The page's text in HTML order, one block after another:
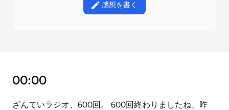
感想を書く
00:00
ざんていラジオ、600回。 600回終わりましたね、昨